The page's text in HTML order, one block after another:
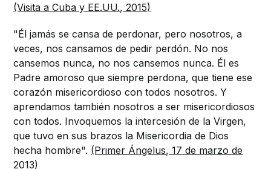
(Visita a Cuba y EE.UU., 2015)
"Él jamás se cansa de perdonar, pero nosotros, a
veces, nos cansamos de pedir perdón. No nos
cansemos nunca, no nos cansemos nunca. Él es
Padre amoroso que siempre perdona, que tiene ese
corazón misericordioso con todos nosotros. Y
aprendamos también nosotros a ser misericordiosos
con todos. Invoquemos la intercesión de la Virgen,
que tuvo en sus brazos la Misericordia de Dios
hecha hombre". (Primer Ángelus, 17 de marzo de
2013)